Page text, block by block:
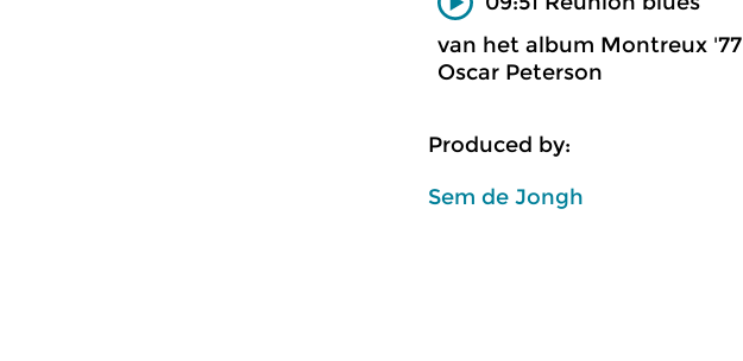
van het album Montreux '77
Oscar Peterson
Produced by:
Sem de Jongh